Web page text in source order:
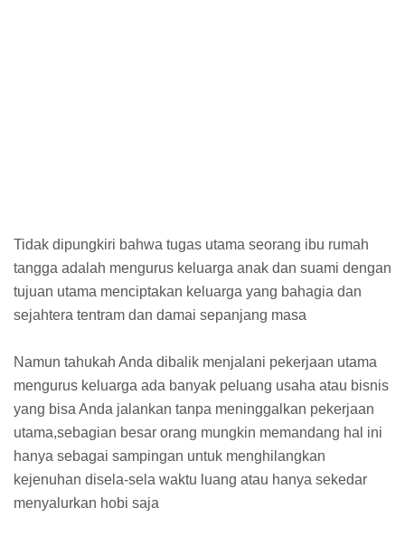
Tidak dipungkiri bahwa tugas utama seorang ibu rumah
tangga adalah mengurus keluarga anak dan suami dengan
tujuan utama menciptakan keluarga yang bahagia dan
sejahtera tentram dan damai sepanjang masa
Namun tahukah Anda dibalik menjalani pekerjaan utama
mengurus keluarga ada banyak peluang usaha atau bisnis
yang bisa Anda jalankan tanpa meninggalkan pekerjaan
utama,sebagian besar orang mungkin memandang hal ini
hanya sebagai sampingan untuk menghilangkan
kejenuhan disela-sela waktu luang atau hanya sekedar
menyalurkan hobi saja